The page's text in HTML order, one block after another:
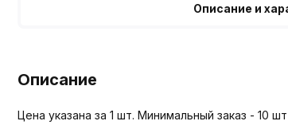
Описание и
Описание
Цена указана за 1 шт. Минимальный заказ - 10